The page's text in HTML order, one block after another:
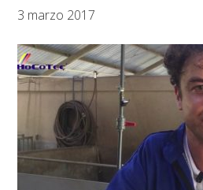
3 marzo 2017